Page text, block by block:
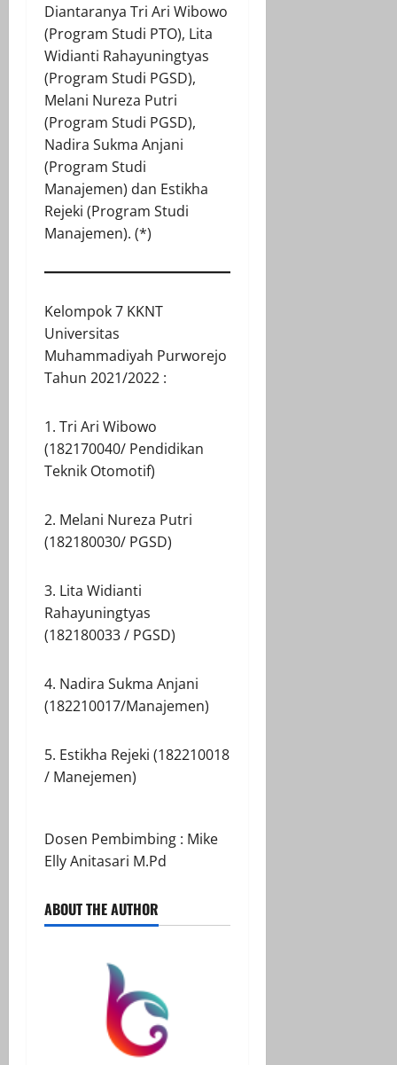
Diantaranya Tri Ari Wibowo
(Program Studi PTO), Lita
Widianti Rahayuningtyas
(Program Studi PGSD),
Melani Nureza Putri
(Program Studi PGSD),
Nadira Sukma Anjani
(Program Studi
Manajemen) dan Estikha
Rejeki (Program Studi
Manajemen). (*)
Kelompok 7 KKNT
Universitas
Muhammadiyah Purworejo
Tahun 2021/2022 :
1. Tri Ari Wibowo
(182170040/ Pendidikan
Teknik Otomotif)
2. Melani Nureza Putri
(182180030/ PGSD)
3. Lita Widianti
Rahayuningtyas
(182180033 / PGSD)
4. Nadira Sukma Anjani
(182210017/Manajemen)
5. Estikha Rejeki (182210018
/ Manejemen)
Dosen Pembimbing : Mike
Elly Anitasari M.Pd
ABOUT THE AUTHOR